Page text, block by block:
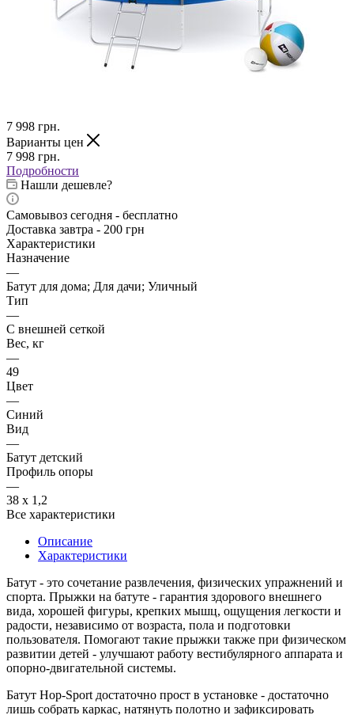
7 998 грн.
Варианты цен
7 998 грн.
Подробности
Нашли дешевле?
Самовывоз сегодня - бесплатно
Доставка завтра - 200 грн
Характеристики
Назначение
—
Батут для дома; Для дачи; Уличный
Тип
—
С внешней сеткой
Вес, кг
—
49
Цвет
—
Синий
Вид
—
Батут детский
Профиль опоры
—
38 х 1,2
Все характеристики
Описание
Характеристики
Батут - это сочетание развлечения, физических упражнений и
спорта. Прыжки на батуте - гарантия здорового внешнего
вида, хорошей фигуры, крепких мышц, ощущения легкости и
радости, независимо от возраста, пола и подготовки
пользователя. Помогают такие прыжки также при физическом
развитии детей - улучшают работу вестибулярного аппарата и
опорно-двигательной системы.
Батут Hop-Sport достаточно прост в установке - достаточно
лишь собрать каркас, натянуть полотно и зафиксировать